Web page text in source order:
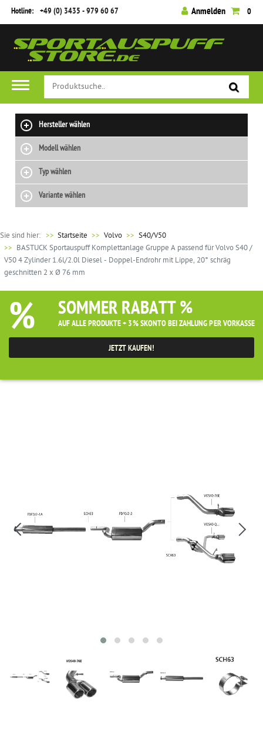
Hotline: +49 (0) 3435 - 979 60 67 Anmelden 0
Hersteller wählen
Modell wählen
Typ wählen
Variante wählen
Sie sind hier: >> Startseite Volvo
S40/V50
BASTUCK Sportauspuff Komplettanlage Gruppe A passend für Volvo S40 /
V50 4 Zylinder 1.6l/2.0l Diesel - Doppel-Endrohr mit Lippe, 20° schräg
geschnitten 2 x Ø 76 mm
% SOMMER RABATT %
AUF ALLE PRODUKTE + 3% SKONTO BEI ZAHLUNG PER VORKASSE
JETZT KAUFEN!